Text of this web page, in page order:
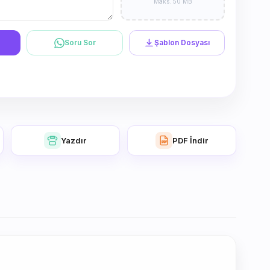
Soru Sor Şablon Dosyası
Yazdır PDF İndir